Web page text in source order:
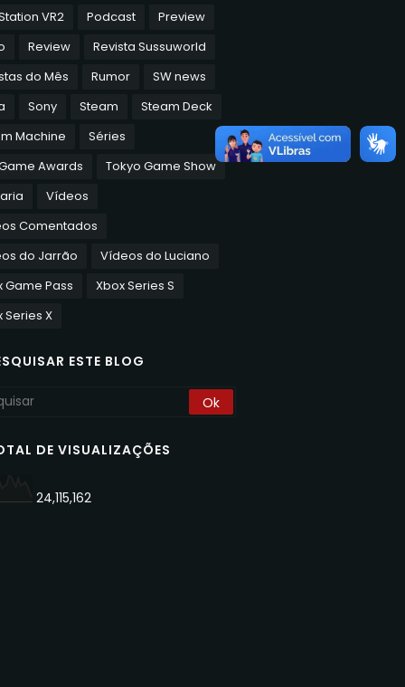
VR2
Podcast
Preview
Review
Revista Sussuworld
do Mês
Rumor
SW news
Sony Steam
Steam Deck
Machine
Séries
Awards
Tokyo Game Show
Vídeos
Comentados
do Jarrão
Vídeos do Luciano
Game Pass
Xbox Series S
Series X
ESTE BLOG
DE VISUALIZAÇÕES
24,115,162